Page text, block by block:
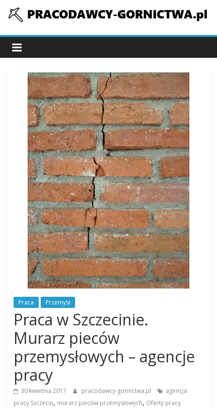
pracodawcy-
gornictwa.pl
Praca Przemysł
Praca w Szczecinie.
Murarz pieców
przemysłowych – agencje
pracy
30 kwietnia 2017 pracodawcy-gornictwa.pl
agencja
pracy Szczecin, murarz pieców przemysłowych, Oferty pracy